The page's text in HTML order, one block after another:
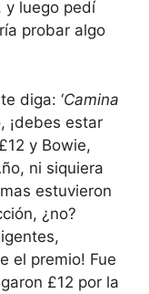
y luego pedí
probar algo
diga: ‘Camina
¡debes estar
y Bowie,
ni siquiera
estuvieron
¿no?
el premio! Fue
£12 por la